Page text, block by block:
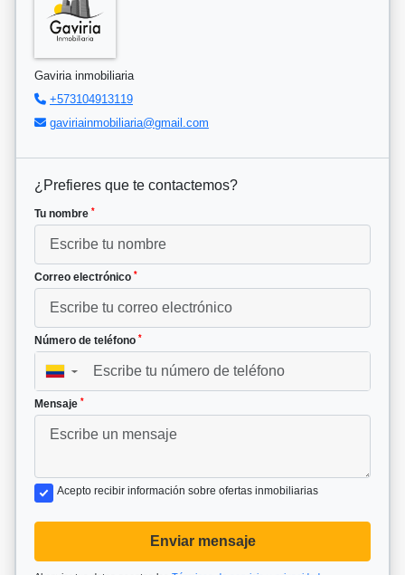
Gaviria inmobiliaria
+573104913119
gaviriainmobiliaria@gmail.com
¿Prefieres que te contactemos?
Tu nombre *
Correo electrónico *
Número de teléfono *
▼
Mensaje *
Acepto recibir información sobre ofertas inmobiliarias
Enviar mensaje